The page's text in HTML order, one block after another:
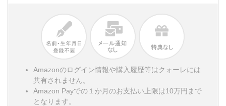
Amazonのログイン情報や購入履歴等はクォーレには
共有されません。
Amazon Payでの１か月のお支払い上限は10万円まで
となります。